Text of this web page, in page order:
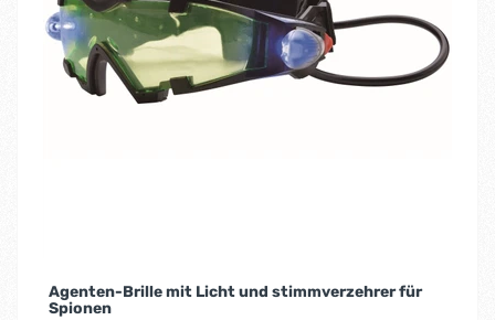
Agenten-Brille mit Licht und stimmverzehrer für
Spionen